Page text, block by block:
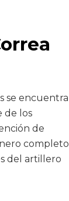
se encuentra
de los
de
completo
del artillero